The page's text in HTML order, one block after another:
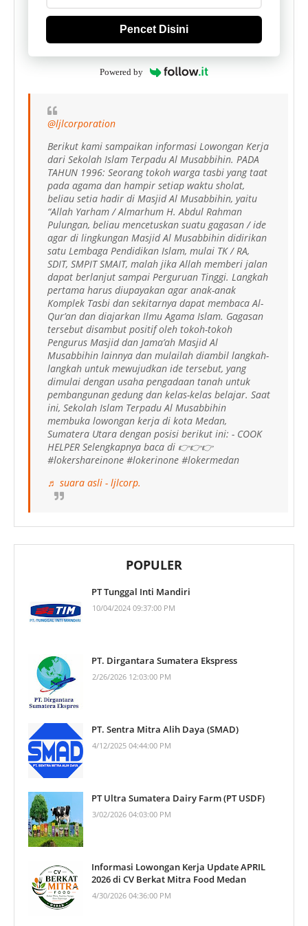
Pencet Disini
Powered by
@ljlcorporation
Berikut kami sampaikan informasi Lowongan Kerja
dari Sekolah Islam Terpadu Al Musabbihin. PADA
TAHUN 1996: Seorang tokoh warga tasbi yang taat
pada agama dan hampir setiap waktu sholat,
beliau setia hadir di Masjid Al Musabbihin, yaitu
“Allah Yarham / Almarhum H. Abdul Rahman
Pulungan, beliau mencetuskan suatu gagasan / ide
agar di lingkungan Masjid Al Musabbihin didirikan
satu Lembaga Pendidikan Islam, mulai TK / RA,
SDIT, SMPIT SMAIT, malah jika Allah memberi jalan
dapat berlanjut sampai Perguruan Tinggi. Langkah
pertama harus diupayakan agar anak-anak
Komplek Tasbi dan sekitarnya dapat membaca Al-
Qur’an dan diajarkan Ilmu Agama Islam. Gagasan
tersebut disambut positif oleh tokoh-tokoh
Pengurus Masjid dan Jama’ah Masjid Al
Musabbihin lainnya dan mulailah diambil langkah-
langkah untuk mewujudkan ide tersebut, yang
dimulai dengan usaha pengadaan tanah untuk
pembangunan gedung dan kelas-kelas belajar. Saat
ini, Sekolah Islam Terpadu Al Musabbihin
membuka lowongan kerja di kota Medan,
Sumatera Utara dengan posisi berikut ini: - COOK
HELPER Selengkapnya baca di 👉👉👉
#lokershareinone #lokerinone #lokermedan
♬ suara asli - ljlcorp.
POPULER
PT Tunggal Inti Mandiri
10/04/2024 09:37:00 PM
PT. Dirgantara Sumatera Ekspress
2/26/2026 12:03:00 PM
PT. Sentra Mitra Alih Daya (SMAD)
4/12/2025 04:44:00 PM
PT Ultra Sumatera Dairy Farm (PT USDF)
3/02/2026 04:03:00 PM
Informasi Lowongan Kerja Update APRIL
2026 di CV Berkat Mitra Food Medan
4/30/2026 04:36:00 PM